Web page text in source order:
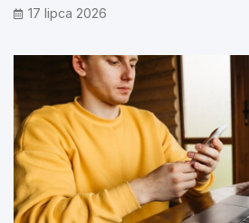
17 lipca 2026